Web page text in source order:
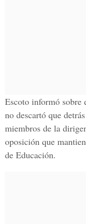
Escoto informó
no descartó que
miembros de la
oposición que
de Educación.